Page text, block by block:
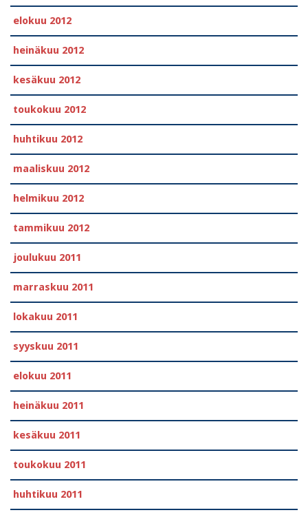
elokuu 2012
heinäkuu 2012
kesäkuu 2012
toukokuu 2012
huhtikuu 2012
maaliskuu 2012
helmikuu 2012
tammikuu 2012
joulukuu 2011
marraskuu 2011
lokakuu 2011
syyskuu 2011
elokuu 2011
heinäkuu 2011
kesäkuu 2011
toukokuu 2011
huhtikuu 2011